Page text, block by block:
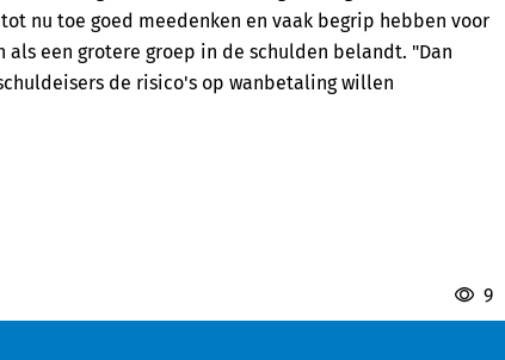
nu toe goed meedenken en vaak begrip hebben voor
een grotere groep in de schulden belandt. "Dan
de risico's op wanbetaling willen
9